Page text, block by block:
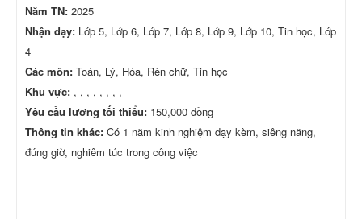
Năm TN: 2025
Nhận dạy: Lớp 5, Lớp 6, Lớp 7, Lớp 8, Lớp 9, Lớp 10, Tin học, Lớp
4
Các môn: Toán, Lý, Hóa, Rèn chữ, Tin học
Khu vực: , , , , , , , ,
Yêu cầu lương tối thiểu: 150,000 đồng
Thông tin khác: Có 1 năm kinh nghiệm dạy kèm, siêng năng,
đúng giờ, nghiêm túc trong công việc